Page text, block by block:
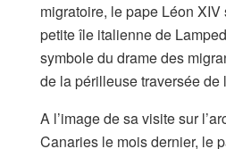
migratoire, le pape Léon
petite île italienne de
symbole du drame des
de la périlleuse traversée de
A l’image de sa visite sur
Canaries le mois dernier, le